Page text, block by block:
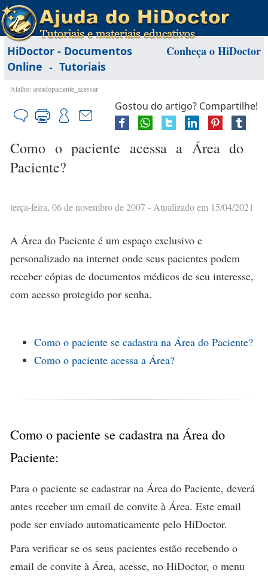
Conheça o HiDoctor
HiDoctor - Documentos
Online - Tutoriais
Atalho: areadopaciente_acessar
Gostou do artigo? Compartilhe!
Como o paciente acessa a Área do
Paciente?
terça-feira, 06 de novembro de 2007 - Atualizado em 15/04/2021
A Área do Paciente é um espaço exclusivo e
personalizado na internet onde seus pacientes podem
receber cópias de documentos médicos de seu interesse,
com acesso protegido por senha.
Como o paciente se cadastra na Área do Paciente?
Como o paciente acessa a Área?
Como o paciente se cadastra na Área do
Paciente:
Para o paciente se cadastrar na Área do Paciente, deverá
antes receber um email de convite à Área. Este email
pode ser enviado automaticamente pelo HiDoctor.
Para verificar se os seus pacientes estão recebendo o
email de convite à Área, acesse, no HiDoctor, o menu